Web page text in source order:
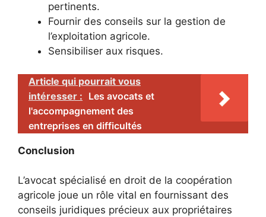
pertinents.
Fournir des conseils sur la gestion de
l’exploitation agricole.
Sensibiliser aux risques.
Article qui pourrait vous
intéresser : Les avocats et
l'accompagnement des
entreprises en difficultés
Conclusion
L’avocat spécialisé en droit de la coopération
agricole joue un rôle vital en fournissant des
conseils juridiques précieux aux propriétaires